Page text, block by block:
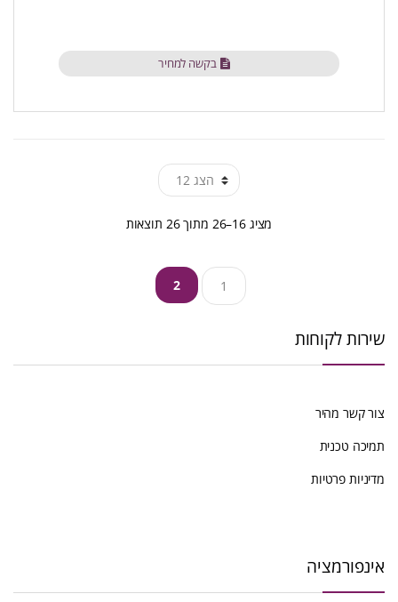
בקשה למחיר
מציג 16–26 מתוך 26 תוצאות ממוין
1
2
שירות לקוחות
צור קשר מהיר
תמיכה טכנית
מדיניות פרטיות
אינפורמציה